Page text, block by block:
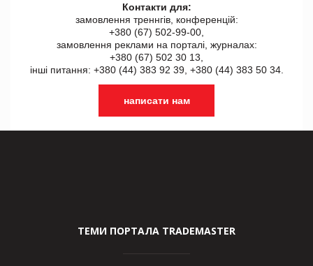
Контакти для:
замовлення треннгів, конференцій:
+380 (67) 502-99-00,
замовлення реклами на порталі, журналах:
+380 (67) 502 30 13,
інші питання: +380 (44) 383 92 39, +380 (44) 383 50 34.
написати нам
ТЕМИ ПОРТАЛА TRADEMASTER